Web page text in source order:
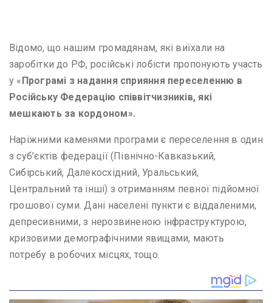
Відомо, що нашим громадянам, які виїхали на
заробітки до РФ, російські лобісти пропонують участь
у «Програмі з надання сприяння переселенню в
Російську Федерацію співвітчизників, які
мешкають за кордоном».
Наріжними каменями програми є переселення в один
з суб’єктів федерації (Північно-Кавказький,
Сибірський, Далекосхідний, Уральський,
Центральний та інші) з отриманням певної підйомної
грошової суми. Дані населені пункти є віддаленими,
депресивними, з нерозвиненою інфраструктурою,
кризовими демографічними явищами, мають
потребу в робочих місцях, тощо.